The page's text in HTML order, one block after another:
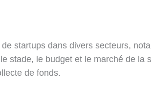
startups dans divers secteurs,
stade, le budget et le marché de
de fonds.